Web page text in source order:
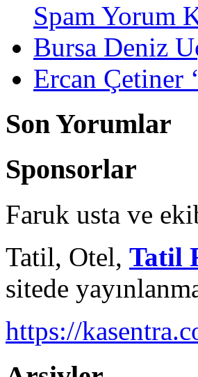
Spam Yorum
Bursa Deniz
Ercan Çetiner
Son Yorumlar
Sponsorlar
Faruk usta ve
Tatil, Otel, Tatil
sitede
https://